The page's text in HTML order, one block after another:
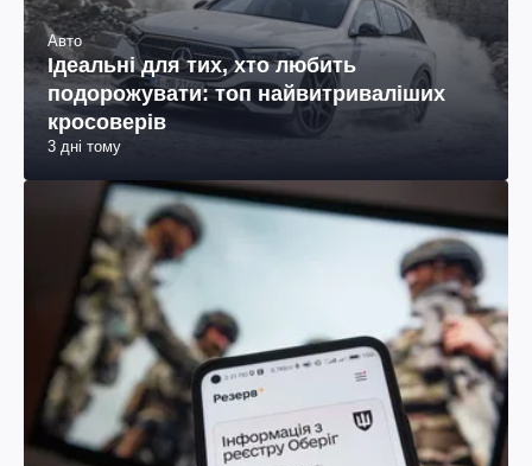
Авто
Ідеальні для тих, хто любить
подорожувати: топ найвитриваліших
кросоверів
3 дні тому